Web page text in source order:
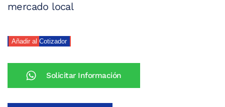
mercado local
Valorización
Plusvalía
cantidad
Añadir al Cotizador
Solicitar Información